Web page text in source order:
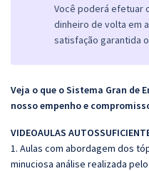
Você poderá efetuar
dinheiro de volta em
satisfação garantida
Veja o que o Sistema Gran de
nosso empenho e
VIDEOAULAS
1. Aulas com abordagem dos
minuciosa análise realizada